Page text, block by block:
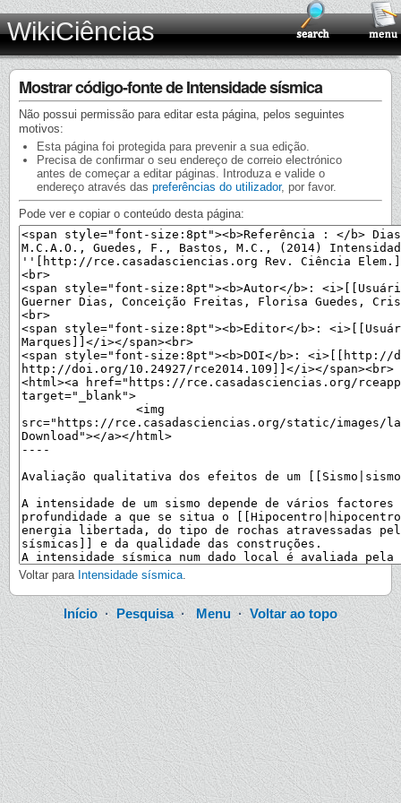
WikiCiências
Mostrar código-fonte de Intensidade sísmica
Não possui permissão para editar esta página, pelos seguintes
motivos:
Esta página foi protegida para prevenir a sua edição.
Precisa de confirmar o seu endereço de correio electrónico
antes de começar a editar páginas. Introduza e valide o
endereço através das preferências do utilizador, por favor.
Pode ver e copiar o conteúdo desta página:
Voltar para Intensidade sísmica.
Início·Pesquisa·Menu ·Voltar ao topo